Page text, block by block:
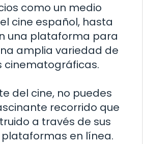
como un medio
cine español, hasta
una plataforma para
amplia variedad de
cinematográficas.
del cine, no puedes
recorrido que
a través de sus
en línea.